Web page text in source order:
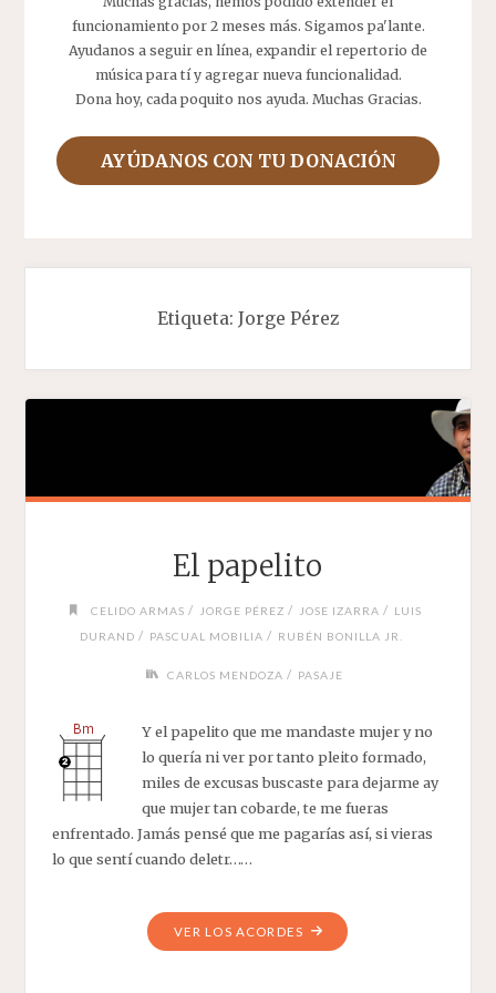
funcionamiento por 2 meses más. Sigamos pa'lante.
Ayudanos a seguir en línea, expandir el repertorio de
música para tí y agregar nueva funcionalidad.
Dona hoy, cada poquito nos ayuda. Muchas Gracias.
AYÚDANOS CON TU DONACIÓN
Etiqueta: Jorge Pérez
El papelito
CELIDO ARMAS / JORGE PÉREZ / JOSE IZARRA / LUIS
DURAND / PASCUAL MOBILIA / RUBÉN BONILLA JR.
CARLOS MENDOZA / PASAJE
Y el papelito que me mandaste mujer y no
lo quería ni ver por tanto pleito formado,
miles de excusas buscaste para dejarme ay
que mujer tan cobarde, te me fueras
enfrentado. Jamás pensé que me pagarías así, si vieras
lo que sentí cuando deletr……
VER LOS ACORDES"EL